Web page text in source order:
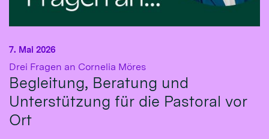
Drei Fragen an Cornelia Möres:
Begleitung, Beratung und
Unterstützung für die Pastoral vor
Ort
7. Mai 2026